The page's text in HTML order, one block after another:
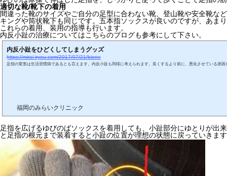
適切な靴/靴下の着用
間違った靴のサイズやご自分の足型に合わない靴、登山靴や安全靴な
キングや筒状靴下も同じです。五本指ソックスが良いのですが、あま
これらの着用、装用の指導も行います。
内反小趾の治療についてはこちらのブログも参考にして下さい。
内反小趾をひどくしてしまうグッズ
https://mirai-iryou.com/2017/07/21/bione
足指の変形は生活習慣病であるとも言えます。内反小趾も同様に考えられます。良くするより前に、悪化させている原
福岡のみらいクリニック
足指を広げるゆびのばソックスを着用しても、小趾部分にゆとりが出
と足指の根元まで装着すると小趾の位置が理想の状態に戻っていきま